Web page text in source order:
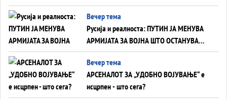
тајните на политиката на балансирање
на Вучиќ
Вечер тема
Русија и реалноста: ПУТИН ЈА МЕНУВА
АРМИЈАТА ЗА ВОЈНА ШТО ОСТАНУВА
БЕЗ ФРОНТ
Вечер тема
АРСЕНАЛОТ ЗА „УДОБНО ВОЈУВАЊЕ“ е
исцрпен - што сега?